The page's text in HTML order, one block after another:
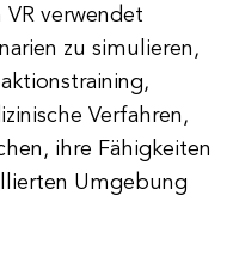
VR verwendet
zu simulieren,
Verfahren,
ihre Fähigkeiten
Umgebung